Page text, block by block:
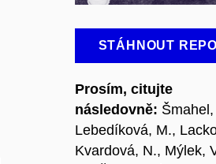
STÁHNOUT
Prosím, citujte
následovně:
Lebedíková, M.,
Kvardová, N., Mýlek,